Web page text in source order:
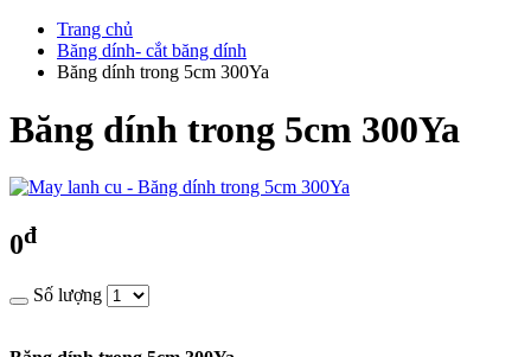
Trang chủ
Băng dính- cắt băng dính
Băng dính trong 5cm 300Ya
Băng dính trong 5cm 300Ya
0đ
Số lượng